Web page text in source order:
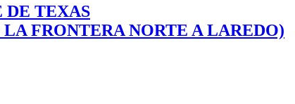
DE TEXAS
FRONTERA NORTE A LAREDO)